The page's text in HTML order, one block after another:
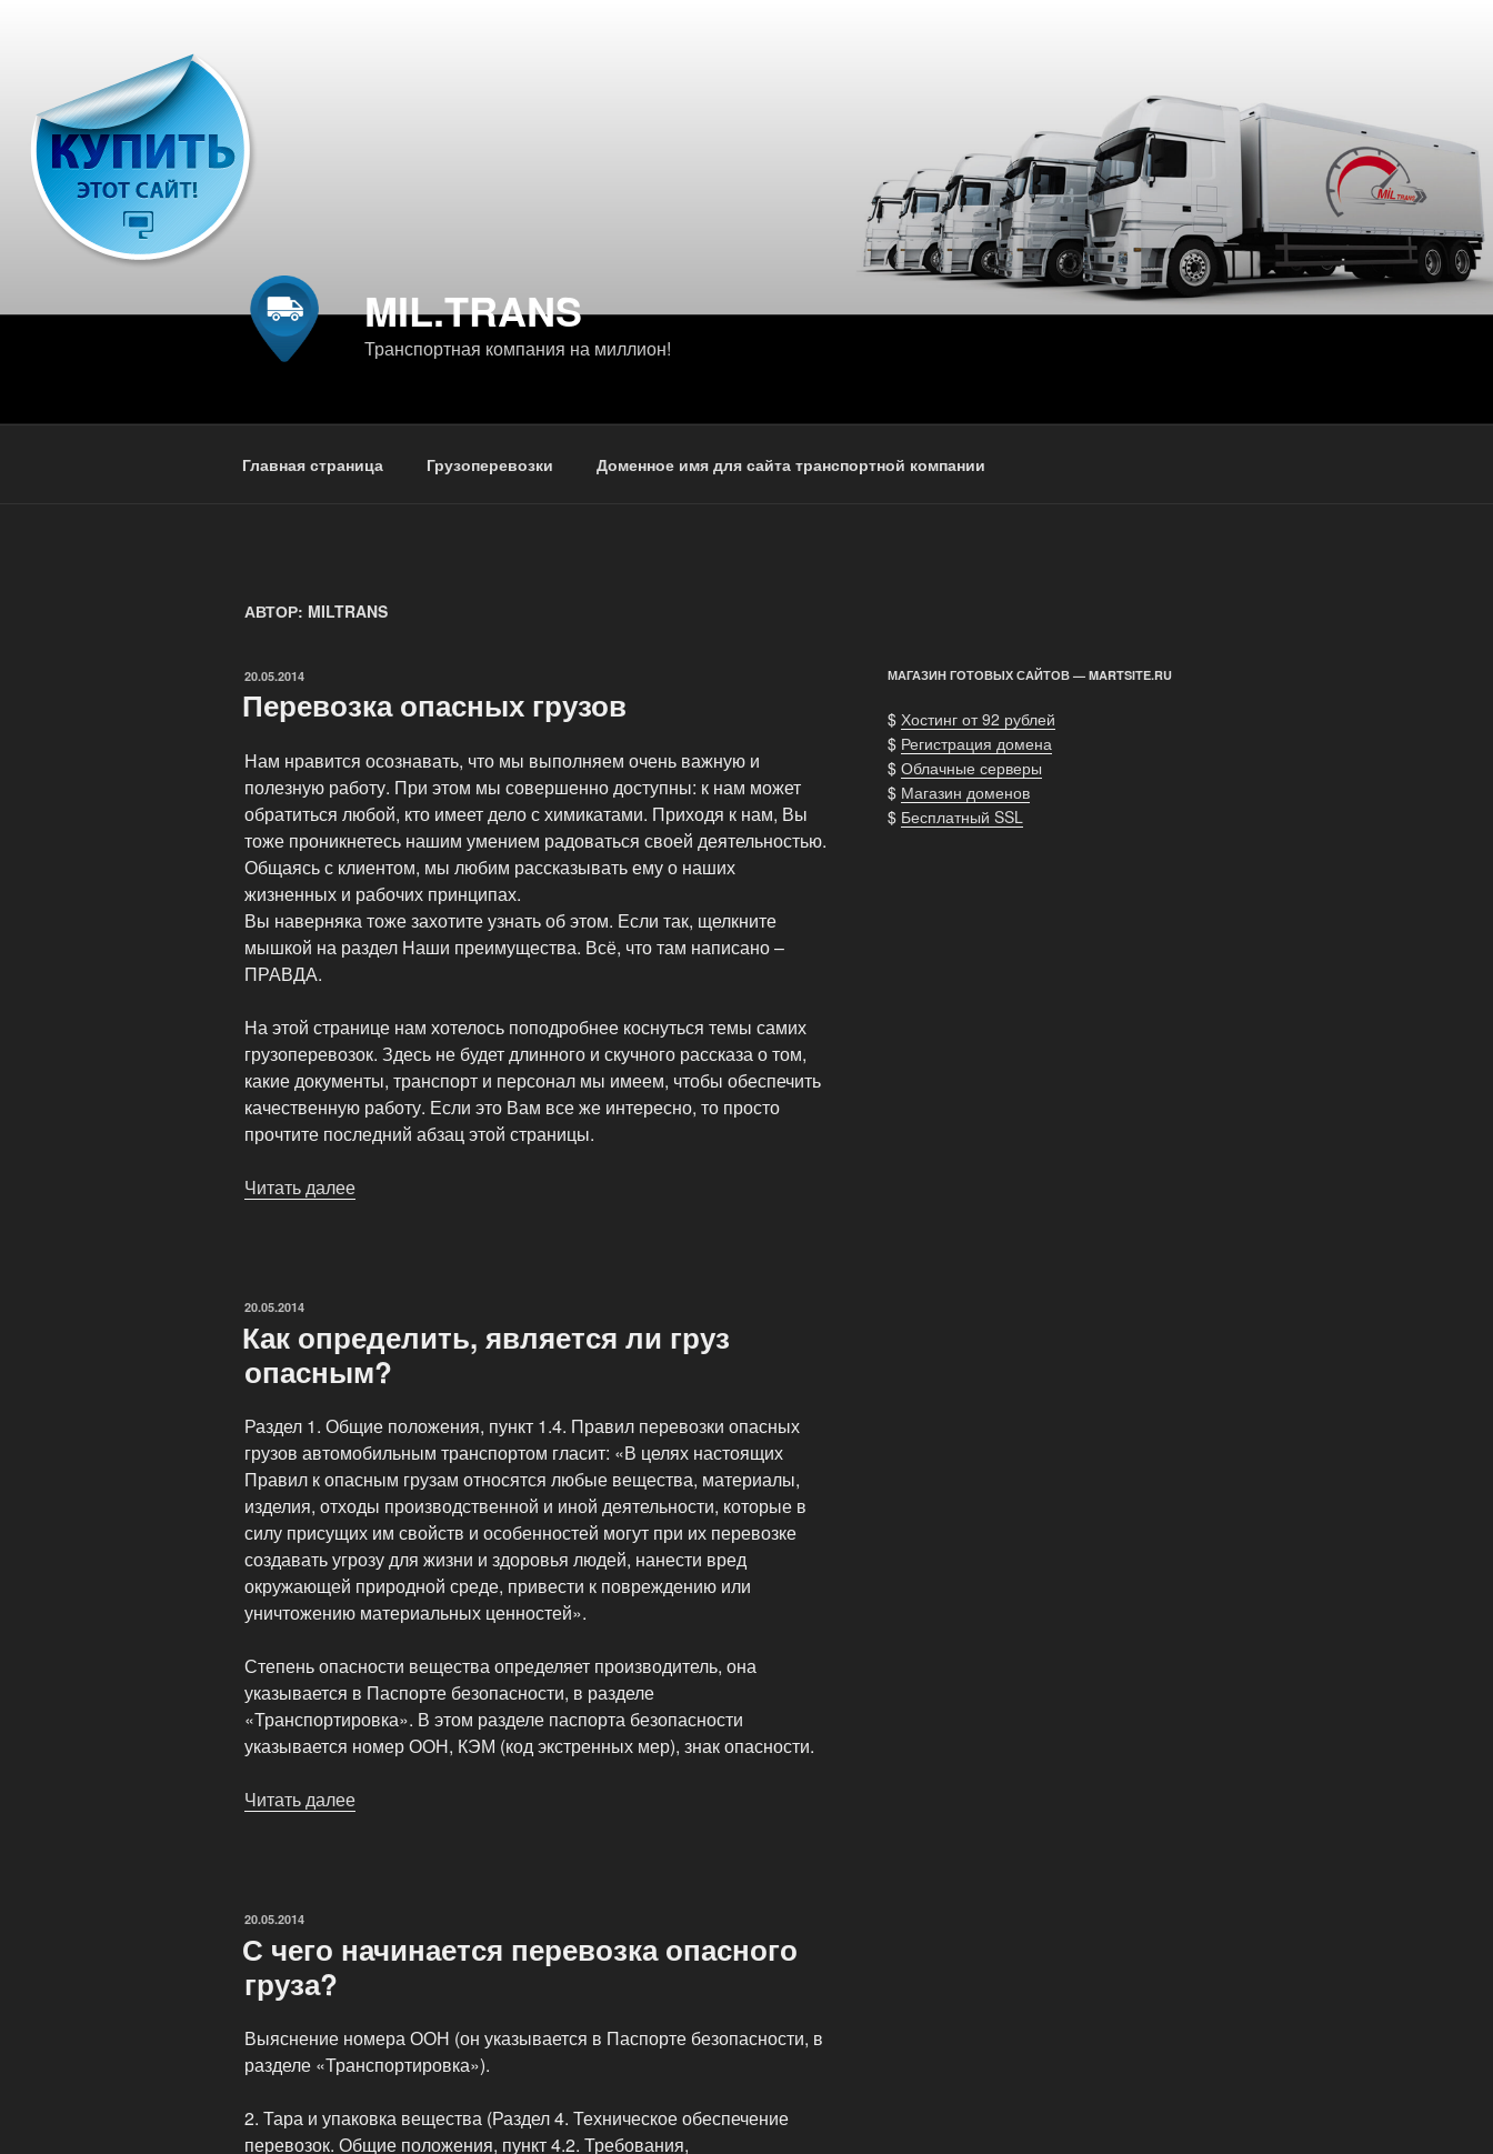
MIL.TRANS
Транспортная компания на миллион!
Главная страница Грузоперевозки Доменное имя для сайта транспортной компании
АВТОР: MILTRANS
ОПУБЛИКОВАНО
20.05.2014
Перевозка опасных грузов
Нам нравится осознавать, что мы выполняем очень важную и
полезную работу. При этом мы совершенно доступны: к нам может
обратиться любой, кто имеет дело с химикатами. Приходя к нам, Вы
тоже проникнетесь нашим умением радоваться своей деятельностью.
Общаясь с клиентом, мы любим рассказывать ему о наших
жизненных и рабочих принципах.
Вы наверняка тоже захотите узнать об этом. Если так, щелкните
мышкой на раздел Наши преимущества. Всё, что там написано –
ПРАВДА.
На этой странице нам хотелось поподробнее коснуться темы самих
грузоперевозок. Здесь не будет длинного и скучного рассказа о том,
какие документы, транспорт и персонал мы имеем, чтобы обеспечить
качественную работу. Если это Вам все же интересно, то просто
прочтите последний абзац этой страницы.
Читать далее
ОПУБЛИКОВАНО
20.05.2014
Как определить, является ли груз
опасным?
Раздел 1. Общие положения, пункт 1.4. Правил перевозки опасных
грузов автомобильным транспортом гласит: «В целях настоящих
Правил к опасным грузам относятся любые вещества, материалы,
изделия, отходы производственной и иной деятельности, которые в
силу присущих им свойств и особенностей могут при их перевозке
создавать угрозу для жизни и здоровья людей, нанести вред
окружающей природной среде, привести к повреждению или
уничтожению материальных ценностей».
Степень опасности вещества определяет производитель, она
указывается в Паспорте безопасности, в разделе
«Транспортировка». В этом разделе паспорта безопасности
указывается номер ООН, КЭМ (код экстренных мер), знак опасности.
Читать далее
ОПУБЛИКОВАНО
20.05.2014
С чего начинается перевозка опасного
груза?
Выяснение номера ООН (он указывается в Паспорте безопасности, в
разделе «Транспортировка»).
2. Тара и упаковка вещества (Раздел 4. Техническое обеспечение
перевозок. Общие положения, пункт4.2. Требования,
МАГАЗИН ГОТОВЫХ САЙТОВ — MARTSITE.RU
$ Хостинг от 92 рублей
$ Регистрация домена
$ Облачные серверы
$ Магазин доменов
$ Бесплатный SSL